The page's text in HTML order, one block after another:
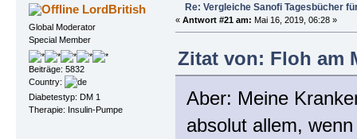
LordBritish
Global Moderator
Special Member
Beiträge: 5832
Country:
Diabetestyp: DM 1
Therapie: Insulin-Pumpe
Re: Vergleiche Sanofi Tagesbücher
« Antwort #21 am: Mai 16, 2019, 06:28 »
Zitat von: Floh am
Aber: Meine
absolut allem,